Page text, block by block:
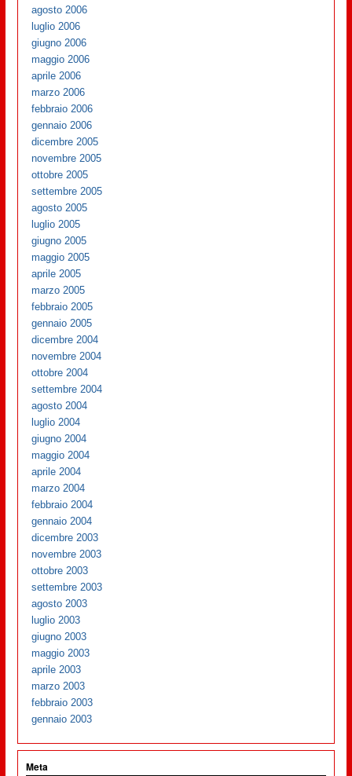
agosto 2006
luglio 2006
giugno 2006
maggio 2006
aprile 2006
marzo 2006
febbraio 2006
gennaio 2006
dicembre 2005
novembre 2005
ottobre 2005
settembre 2005
agosto 2005
luglio 2005
giugno 2005
maggio 2005
aprile 2005
marzo 2005
febbraio 2005
gennaio 2005
dicembre 2004
novembre 2004
ottobre 2004
settembre 2004
agosto 2004
luglio 2004
giugno 2004
maggio 2004
aprile 2004
marzo 2004
febbraio 2004
gennaio 2004
dicembre 2003
novembre 2003
ottobre 2003
settembre 2003
agosto 2003
luglio 2003
giugno 2003
maggio 2003
aprile 2003
marzo 2003
febbraio 2003
gennaio 2003
Meta